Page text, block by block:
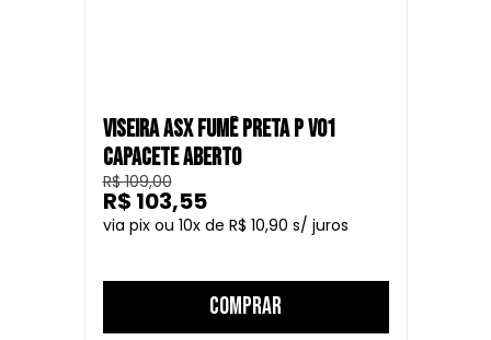
VISEIRA ASX FUMÊ PRETA P V01
CAPACETE ABERTO
R$ 109,00
10
R$ 10,90
R$ 103,55
COMPRAR